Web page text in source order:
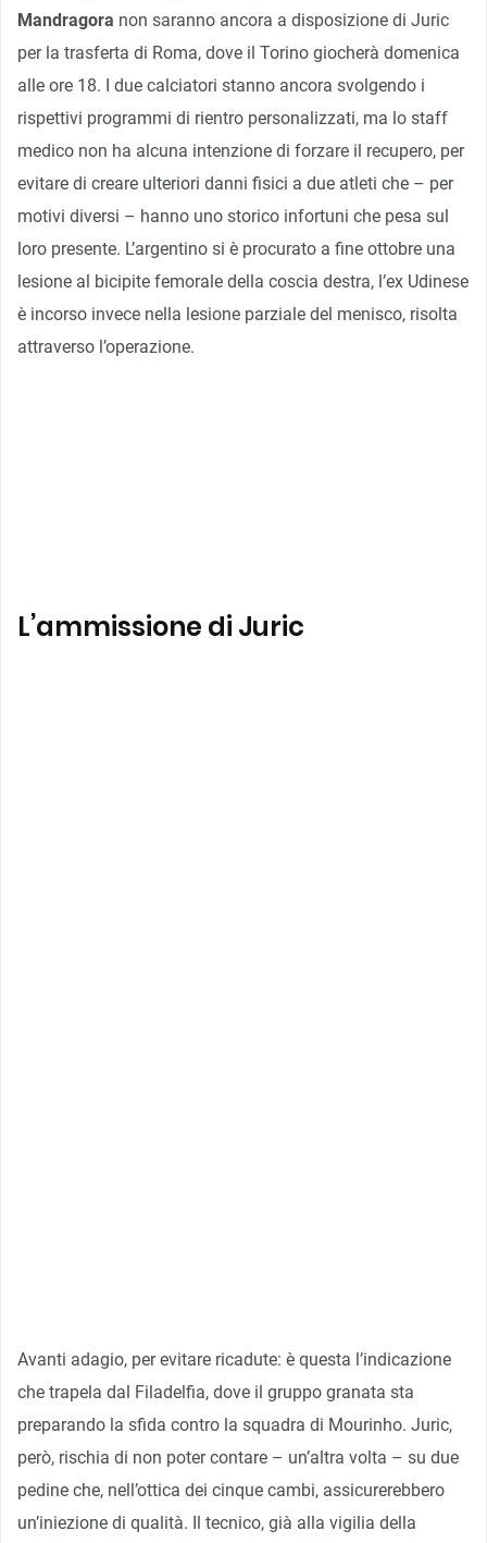
Mandragora non saranno ancora a disposizione di Juric
per la trasferta di Roma, dove il Torino giocherà domenica
alle ore 18. I due calciatori stanno ancora svolgendo i
rispettivi programmi di rientro personalizzati, ma lo staff
medico non ha alcuna intenzione di forzare il recupero, per
evitare di creare ulteriori danni fisici a due atleti che – per
motivi diversi – hanno uno storico infortuni che pesa sul
loro presente. L’argentino si è procurato a fine ottobre una
lesione al bicipite femorale della coscia destra, l’ex Udinese
è incorso invece nella lesione parziale del menisco, risolta
attraverso l’operazione.
L’ammissione di Juric
Avanti adagio, per evitare ricadute: è questa l’indicazione
che trapela dal Filadelfia, dove il gruppo granata sta
preparando la sfida contro la squadra di Mourinho. Juric,
però, rischia di non poter contare – un’altra volta – su due
pedine che, nell’ottica dei cinque cambi, assicurerebbero
un’iniezione di qualità. Il tecnico, già alla vigilia della